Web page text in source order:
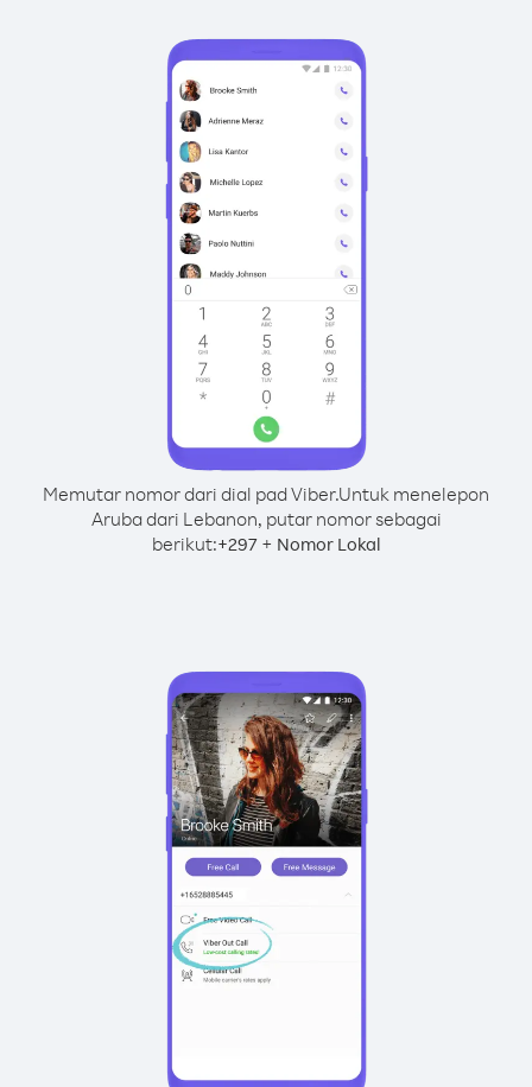
Memutar nomor dari dial pad Viber.Untuk menelepon
Aruba dari Lebanon, putar nomor sebagai
berikut:+297+ Nomor Lokal